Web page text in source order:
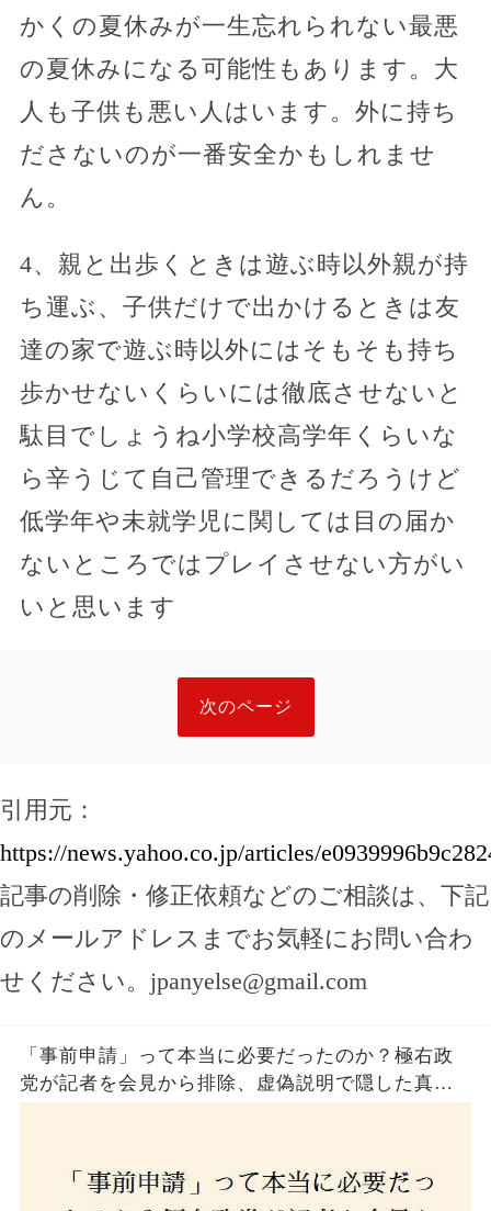
かくの夏休みが一生忘れられない最悪
の夏休みになる可能性もあります。大
人も子供も悪い人はいます。外に持ち
ださないのが一番安全かもしれませ
ん。
4、親と出歩くときは遊ぶ時以外親が持
ち運ぶ、子供だけで出かけるときは友
達の家で遊ぶ時以外にはそもそも持ち
歩かせないくらいには徹底させないと
駄目でしょうね小学校高学年くらいな
ら辛うじて自己管理できるだろうけど
低学年や未就学児に関しては目の届か
ないところではプレイさせない方がい
いと思います
次のページ
引用元：
https://news.yahoo.co.jp/articles/
記事の削除・修正依頼などのご相談は、下記
のメールアドレスまでお気軽にお問い合わ
せください。 jpanyelse@gmail.com
「事前申請」って本当に必要だったのか？極右政
党が記者を会見から排除、虚偽説明で隠した真実